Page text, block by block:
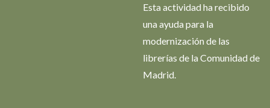
Esta actividad ha recibido
una ayuda para la
modernización de las
librerías de la Comunidad de
Madrid.